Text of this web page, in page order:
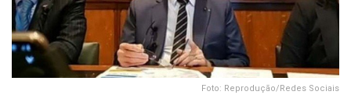
Foto: Reprodução/Redes Sociais